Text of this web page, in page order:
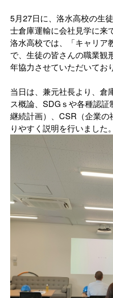
5月27日に、洛水高校の生
士倉庫運輸に会社見学に来
洛水高校では、「キャリア
で、生徒の皆さんの職業観
年協力させていただいてお
当日は、兼元社長より、倉
ス概論、 SDGｓや各種認証
継続計画）、 CSR （企業
りやすく説明を行いました。